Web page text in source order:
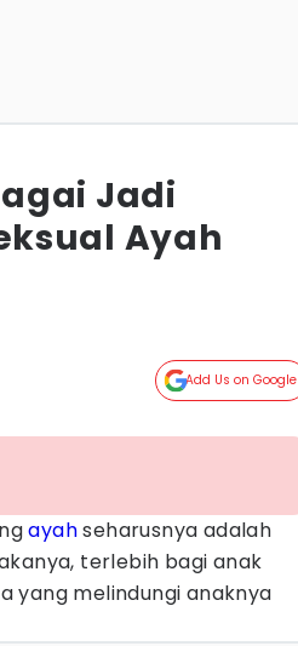
Jadi
Ayah
Add Us on Google
ayahseharusnya adalah
terlebih bagi anak
yang melindungi anaknya